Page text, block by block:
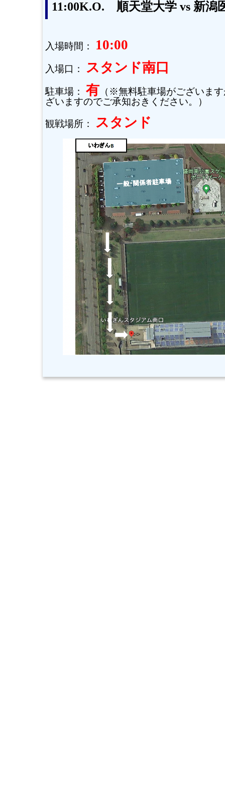
11:00K.O. 順天堂大学 vs 新潟
入場時間： 10:00
入場口： スタンド南口
駐車場： 有 （※無料駐車場がございま
ざいますのでご承知おきください。）
観戦場所： スタンド